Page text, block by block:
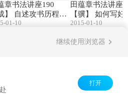
章书法讲座190
】 自述攻书历程
01-10
田蕴章书法讲座
【骥】 如何写好
字
2015-01-10
继续使用浏览器
打开